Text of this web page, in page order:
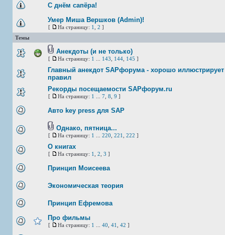
С днём сапёра!
Умер Миша Вершков (Admin)!
[ На страницу: 1 2 ]
Темы
Анекдоты (и не только)
[ На страницу: 1 143 144 145 ]
Главный анекдот SAPфорума - хорошо иллюстрирует
правил
Рекорды посещаемости SAPфорум.ru
[ На страницу: 1 7 8 9 ]
Авто key press для SAP
Однако, пятница...
[ На страницу: 1 220 221 222 ]
О книгах
[ На страницу: 1 2 3 ]
Принцип Моисеева
Экономическая теория
Принцип Ефремова
Про фильмы
[ На страницу: 1 40 41 42 ]